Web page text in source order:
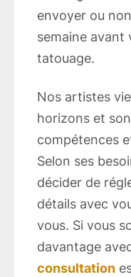
envoyer ou
semaine avant
tatouage.
Nos artistes
horizons et
compétences
Selon ses
décider de
détails avec
vous. Si vous
davantage
consultation